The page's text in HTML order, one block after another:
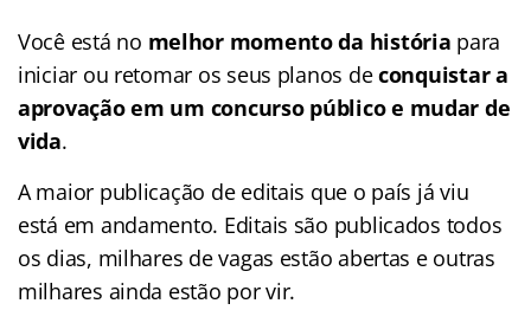
Você está no melhor momento da história para
iniciar ou retomar os seus planos deconquistar a
aprovação em um concurso público e mudar de
vida.
A maior publicação de editais que o país já viu
está em andamento. Editais são publicados todos
os dias, milhares de vagas estão abertas e outras
milhares ainda estão por vir.